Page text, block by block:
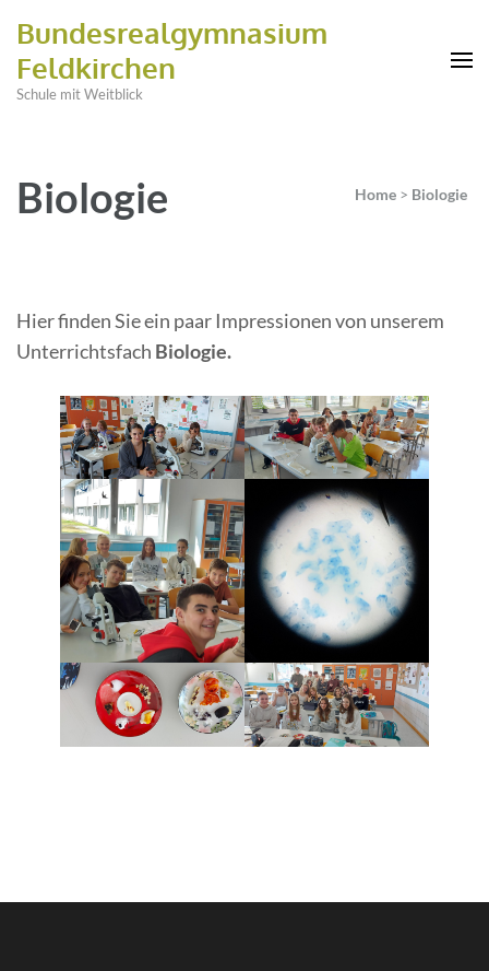
Bundesrealgymnasium
Feldkirchen
Schule mit Weitblick
Biologie Home > Biologie
Hier finden Sie ein paar Impressionen von unserem
Unterrichtsfach Biologie.